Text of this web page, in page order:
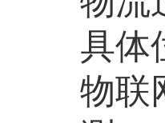
具体
物联